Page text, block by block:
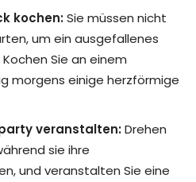
kochen:Sie müssen nicht
um ein ausgefallenes
Sie an einem
morgens einige herzförmige
veranstalten:Drehen
sie ihre
und veranstalten Sie eine